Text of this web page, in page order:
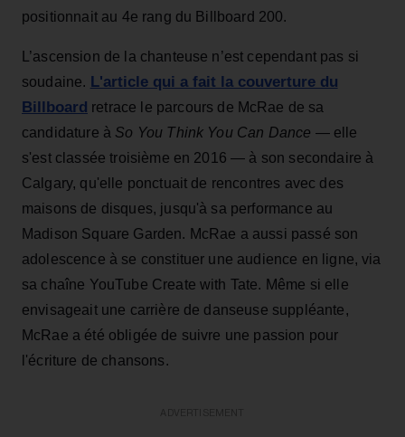
positionnait au 4e rang du Billboard 200.
L’ascension de la chanteuse n’est cependant pas si
soudaine. L'article qui a fait la couverture du
Billboard retrace le parcours de McRae de sa
candidature à So You Think You Can Dance — elle
s'est classée troisième en 2016 — à son secondaire à
Calgary, qu'elle ponctuait de rencontres avec des
maisons de disques, jusqu'à sa performance au
Madison Square Garden. McRae a aussi passé son
adolescence à se constituer une audience en ligne, via
sa chaîne YouTube Create with Tate. Même si elle
envisageait une carrière de danseuse suppléante,
McRae a été obligée de suivre une passion pour
l'écriture de chansons.